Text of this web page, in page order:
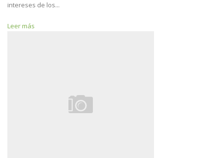
intereses de los...
Leer más